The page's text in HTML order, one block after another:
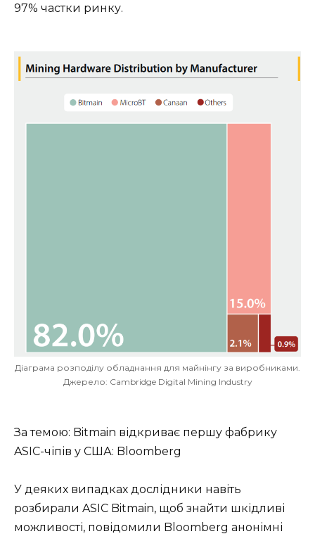
97% частки ринку.
Діаграма розподілу обладнання для майнінгу за виробниками.
Джерело: Cambridge Digital Mining Industry
За темою: Bitmain відкриває першу фабрику
ASIC-чіпів у США: Bloomberg
У деяких випадках дослідники навіть
розбирали ASIC Bitmain, щоб знайти шкідливі
можливості, повідомили Bloomberg анонімні